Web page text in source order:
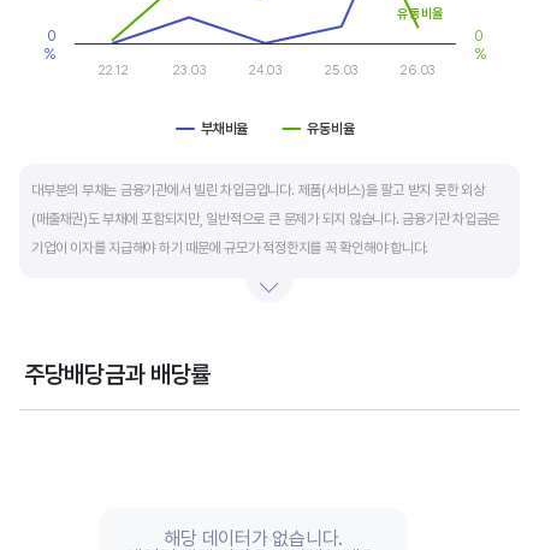
부채비율 유동비율
22.12 23.03 24.03 25.03 26.03
0
%
0
%
유동비율
대부분의 부채는 금융기관에서 빌린 차입금입니다. 제품(서비스)을 팔고 받지 못한 외상
(매출채권)도 부채에 포함되지만, 일반적으로 큰 문제가 되지 않습니다. 금융기관 차입금은
기업이 이자를 지급해야 하기 때문에 규모가 적정한지를 꼭 확인해야 합니다.
비교해서 보는 것이 좋습니다. 그외 이자보상배율과 현금흐름표를 함께 체크하면, 부도
주당배당금과 배당률
Chart
해당 데이터가 없습니다.